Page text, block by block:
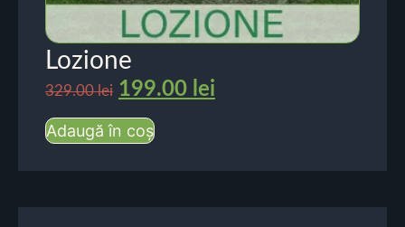
Lozione
329.00lei 199.00 lei
Adaugă în coș